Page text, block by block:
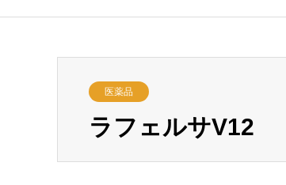
医薬品
ラフェルサV12